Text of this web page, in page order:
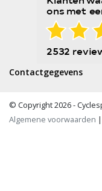
Contactgegevens
© Copyright 2026 -
Algemene voorwaarden |